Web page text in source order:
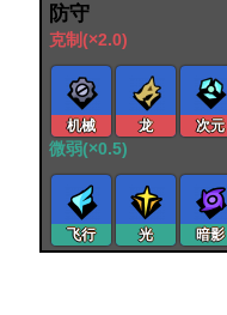
防守
克制(×2.0)
机械 龙 次元
微弱(×0.5)
飞行 光 暗影